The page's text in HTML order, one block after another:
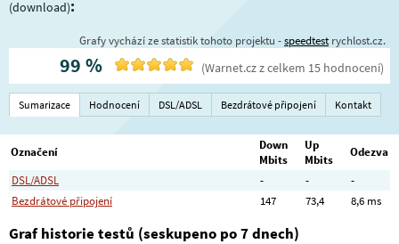
(download):
Grafy vychází ze statistik tohoto projektu -speedtestrychlost.cz.
99 % (Warnet.czz celkem 15 hodnocení)
Sumarizace Hodnocení DSL/ADSL Bezdrátové připojení Kontakt
Označení
Down
Mbits
Up
Mbits
Odezva
DSL/ADSL
- -
-
Bezdrátové připojení
147 73,4 8,6 ms
Graf historie testů (seskupeno po 7 dnech)